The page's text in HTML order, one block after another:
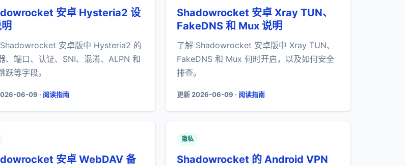
安卓 Hysteria2 设
安卓版中 Hysteria2 的
、端口、认证、SNI、混淆、ALPN 和
跃等字段。
06-09 · 阅读指南
Shadowrocket 安卓 Xray TUN、
FakeDNS 和 Mux 说明
了解 Shadowrocket 安卓版中 Xray TUN、
FakeDNS 和 Mux 何时开启，以及如何安全
排查。
更新 2026-06-09 · 阅读指南
安卓 WebDAV 备
隐私
Shadowrocket 的 Android VPN